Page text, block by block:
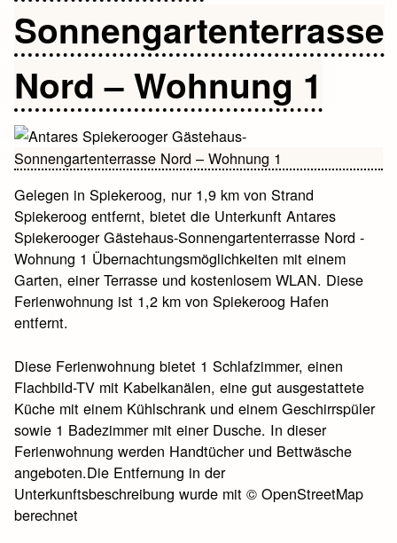
Sonnengartenterrasse
Nord – Wohnung 1
Gelegen in Spiekeroog, nur 1,9 km von Strand
Spiekeroog entfernt, bietet die Unterkunft Antares
Spiekerooger Gästehaus-Sonnengartenterrasse Nord -
Wohnung 1 Übernachtungsmöglichkeiten mit einem
Garten, einer Terrasse und kostenlosem WLAN. Diese
Ferienwohnung ist 1,2 km von Spiekeroog Hafen
entfernt.
Diese Ferienwohnung bietet 1 Schlafzimmer, einen
Flachbild-TV mit Kabelkanälen, eine gut ausgestattete
Küche mit einem Kühlschrank und einem Geschirrspüler
sowie 1 Badezimmer mit einer Dusche. In dieser
Ferienwohnung werden Handtücher und Bettwäsche
angeboten.Die Entfernung in der
Unterkunftsbeschreibung wurde mit © OpenStreetMap
berechnet